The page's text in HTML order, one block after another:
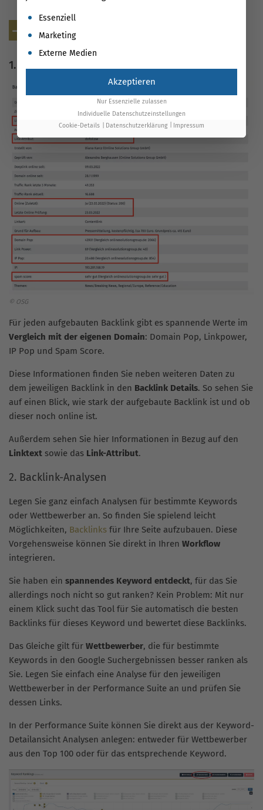
Jetzt Backlink-Tool entdecken!
1. Backlink-Details
© OSG
Für jeden aufgebauten Backlink gibt es spannende Werte im
Vergleich mit der eigenen Domain: Domain Pop, Linkpower,
IP Pop und Spam Score.
Diese Informationen finden Sie neben weiteren Daten zu
dem jeweiligen Backlink in den Backlink Details. So sehen Sie
auf einen Blick, wie stark der aufgebaute Backlink ist und ob
dieser noch online ist.
Außerdem sehen Sie hier Informationen in Bezug auf den
Linktext sowie das Link-Attribut.
2. Backlink-Analysen
Legen Sie ganz einfach Analysen für bestimmte Keywords
oder Wettbewerber an. So finden Sie spielend leicht
Möglichkeiten, Backlinks für Ihre Seite aufzubauen. Diese
Vorgehensweise können Sie direkt in Ihren Workflow
integrieren.
Sie haben ein spannendes Keyword entdeckt, für das Sie
allerdings noch nicht so gut ranken? Kein Problem: Mit nur
einem Klick sucht das Tool für Sie automatisch die besten
Backlinks für dieses Keyword und bewertet diese Backlinks.
Das Gleiche gilt für Wettbewerber, die für bestimmte
Keywords in den Google Suchergebnissen besser ranken als
Sie. Legen Sie einfach eine Analyse für den jeweiligen
Wettbewerber in der Performance Suite an und prüfen Sie
dessen Links.
In der Performance Suite können Sie direkt aus der Keyword-
Detailansicht Analysen anlegen: entweder für Wettbewerber
aus den Top 100 oder für das entsprechende Keyword.
Es folgt eine Liste der Service-Gruppen, für die eine
Essenziell
Marketing
Externe Medien
Akzeptieren
Nur Essenzielle zulassen
Individuelle Datenschutzeinstellungen
Cookie-Details
Datenschutzerklärung Impressum